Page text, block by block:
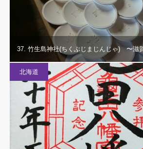
37. 竹生島神社(ちくぶじまじんじゃ) 〜滋
北海道